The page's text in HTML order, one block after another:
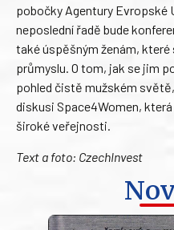
pobočky Agentury Evropské
neposlední řadě bude
také úspěšným ženám,
průmyslu. O tom, jak se jim
pohled čistě mužském
diskusi Space4Women,
široké veřejnosti.
Text a foto: CzechInvest